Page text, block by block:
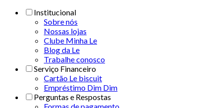
Institucional
Sobre nós
Nossas lojas
Clube Minha Le
Blog da Le
Trabalhe conosco
Serviço Financeiro
Cartão Le biscuit
Empréstimo Dim Dim
Perguntas e Respostas
Formas de pagamento